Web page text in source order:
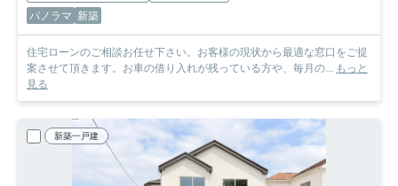
パノラマ 新築
住宅ローンのご相談お任せ下さい。お客様の現状から最適な窓口をご提
案させて頂きます。お車の借り入れが残っている方や、毎月の... もっと
見る
新築一戸建